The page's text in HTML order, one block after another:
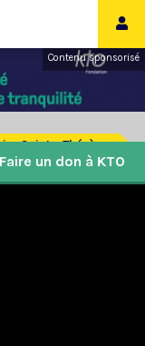
Contenu sponsorisé
Sainte-Thérèse
Faire un don à KTO